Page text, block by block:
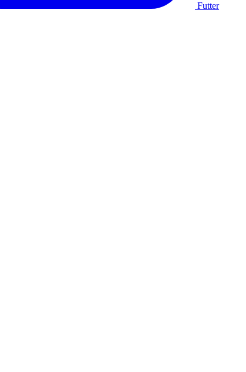
Futter